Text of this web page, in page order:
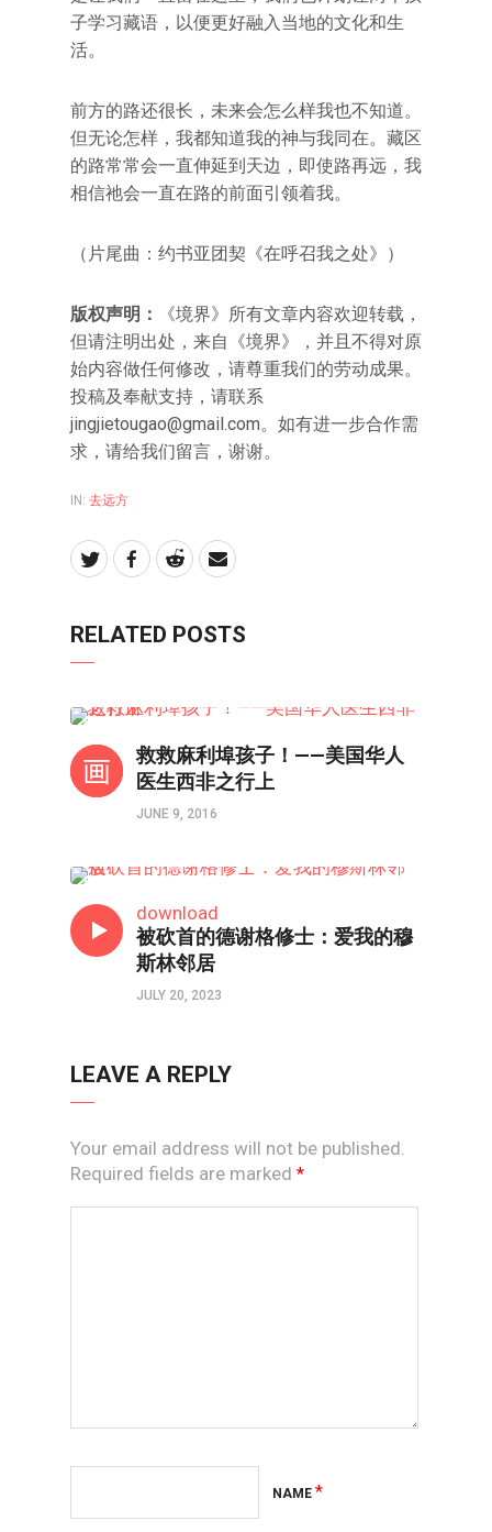
子学习藏语，以便更好融入当地的文化和生
活。
前方的路还很长，未来会怎么样我也不知道。
但无论怎样，我都知道我的神与我同在。藏区
的路常常会一直伸延到天边，即使路再远，我
相信祂会一直在路的前面引领着我。
（片尾曲：约书亚团契《在呼召我之处》）
版权声明：
《境界》所有文章内容欢迎转载，
但请注明出处，来自《境界》，并且不得对原
始内容做任何修改，请尊重我们的劳动成果。
投稿及奉献支持，请联系
jingjietougao@gmail.com。如有进一步合作需
求，请给我们留言，谢谢。
IN: 去远方
RELATED POSTS
救救麻利埠孩子！——美国华人
医生西非之行上
JUNE 9, 2016
download
被砍首的德谢格修士：爱我的穆
斯林邻居
JULY 20, 2023
LEAVE A REPLY
Your email address will not be published.
Required fields are marked *
NAME *